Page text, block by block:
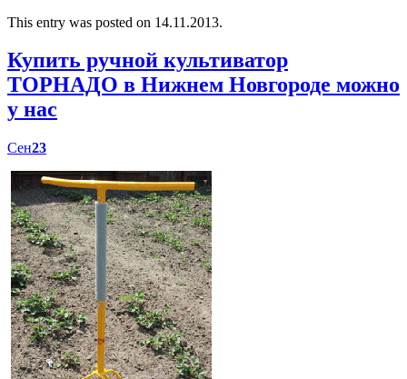
This entry was posted on 14.11.2013.
Купить ручной культиватор
ТОРНАДО в Нижнем Новгороде можно
у нас
Сен23